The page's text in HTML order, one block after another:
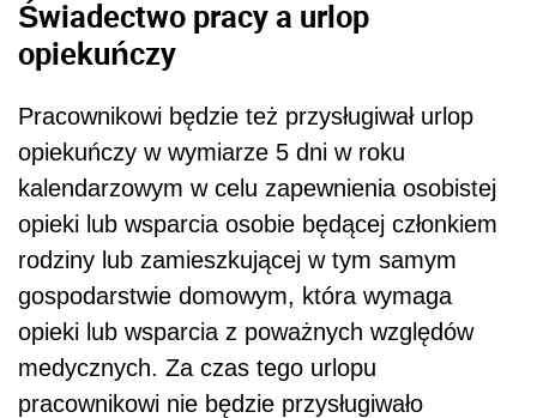
Świadectwo pracy a urlop
opiekuńczy
Pracownikowi będzie też przysługiwał urlop
opiekuńczy w wymiarze 5 dni w roku
kalendarzowym w celu zapewnienia osobistej
opieki lub wsparcia osobie będącej członkiem
rodziny lub zamieszkującej w tym samym
gospodarstwie domowym, która wymaga
opieki lub wsparcia z poważnych względów
medycznych. Za czas tego urlopu
pracownikowi nie będzie przysługiwało